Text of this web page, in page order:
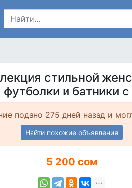
стильной
и батники с
подано 275 дней назад и
Найти похожие объявления
5 200 сом